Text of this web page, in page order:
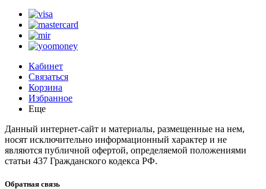
Кабинет
Связаться
Корзина
Избранное
Еще
Данный интернет-сайт и материалы, размещенные на нем,
носят исключительно информационный характер и не
являются публичной офертой, определяемой положениями
статьи 437 Гражданского кодекса РФ.
Обратная связь